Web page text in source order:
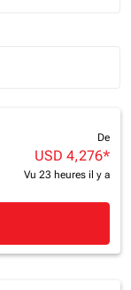
De
USD 4,276*
Vu 23 heures il y a